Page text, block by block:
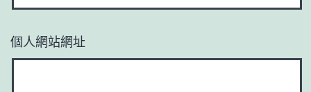
個人網站網址